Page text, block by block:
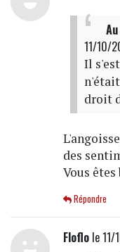
11/10/
Il
droit
des
Vous êtes
Répondre
Floflole 11/